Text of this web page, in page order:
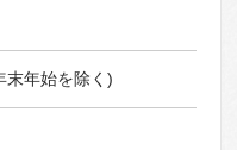
末年始を除く)